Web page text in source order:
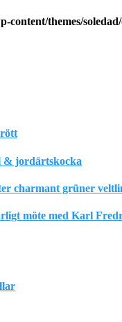
content/themes/
& jordärtskocka
charmant grüner
möte med Karl